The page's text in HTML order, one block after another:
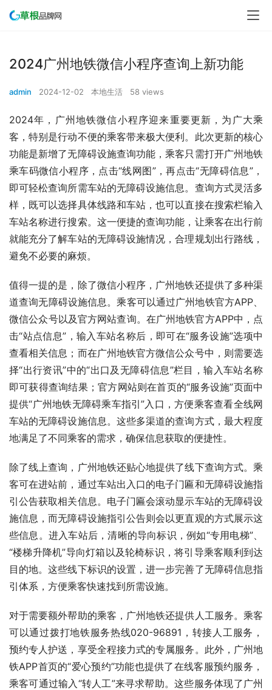
2024广州地铁微信小程序查询上新功能
admin 2024-12-02 本地生活 58 views
2024年，广州地铁微信小程序迎来重要更新，为广大乘
客，特别是行动不便的乘客带来极大便利。此次更新的核心
功能是新增了无障碍设施查询功能，乘客只需打开广州地铁
乘车码微信小程序，点击“线网图”，再点击“无障碍信息”，
即可轻松查询所需车站的无障碍设施信息。查询方式灵活多
样，既可以选择具体线路和车站，也可以直接在搜索栏输入
车站名称进行搜索。这一便捷的查询功能，让乘客在出行前
就能充分了解车站的无障碍设施情况，合理规划出行路线，
避免不必要的麻烦。
值得一提的是，除了微信小程序，广州地铁还提供了多种渠
道查询无障碍设施信息。乘客可以通过广州地铁官方APP、
微信公众号以及官方网站查询。在广州地铁官方APP中，点
击“站点信息”，输入车站名称后，即可在“服务设施”选项中
查看相关信息；而在广州地铁官方微信公众号中，则需要选
择“出行资讯”中的“出口及无障碍信息”栏目，输入车站名称
即可获得查询结果；官方网站则在首页的“服务设施”页面中
提供“广州地铁无障碍乘车指引”入口，方便乘客查看全线网
车站的无障碍设施信息。这些多渠道的查询方式，最大程度
地满足了不同乘客的需求，确保信息获取的便捷性。
除了线上查询，广州地铁还贴心地提供了线下查询方式。乘
客可在进站前，通过车站出入口的电子门匾和无障碍设施指
引公告获取相关信息。电子门匾会滚动显示车站的无障碍设
施信息，而无障碍设施指引公告则会以更直观的方式展示这
些信息。进入车站后，清晰的导向标识，例如“专用电梯”、
“楼梯升降机”导向灯箱以及轮椅标识，将引导乘客顺利到达
目的地。这些线下标识的设置，进一步完善了无障碍信息指
引体系，方便乘客快速找到所需设施。
对于需要额外帮助的乘客，广州地铁还提供人工服务。乘客
可以通过拨打地铁服务热线020-96891，转接人工服务，
预约专人护送，享受全程接力式的专属服务。此外，广州地
铁APP首页的“爱心预约”功能也提供了在线客服预约服务，
乘客可通过输入“转人工”来寻求帮助。这些服务体现了广州